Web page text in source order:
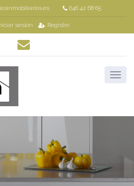
646 42 68 65
sesión Registro